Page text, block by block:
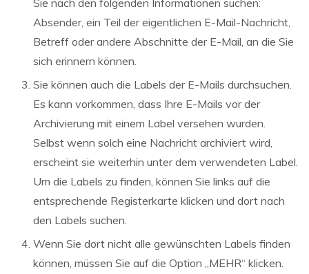
Absender, ein Teil der eigentlichen E-Mail-Nachricht,
Betreff oder andere Abschnitte der E-Mail, an die Sie
sich erinnern können.
Sie können auch die Labels der E-Mails durchsuchen.
Es kann vorkommen, dass Ihre E-Mails vor der
Archivierung mit einem Label versehen wurden.
Selbst wenn solch eine Nachricht archiviert wird,
erscheint sie weiterhin unter dem verwendeten Label.
Um die Labels zu finden, können Sie links auf die
entsprechende Registerkarte klicken und dort nach
den Labels suchen.
Wenn Sie dort nicht alle gewünschten Labels finden
können, müssen Sie auf die Option „MEHR“ klicken.